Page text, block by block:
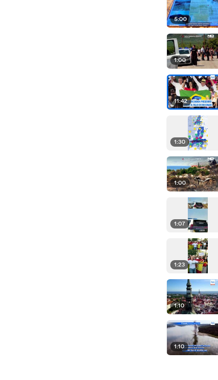
5:00
1:00
11:42
1:30
1:00
1:07
1:23
1:10
1:10